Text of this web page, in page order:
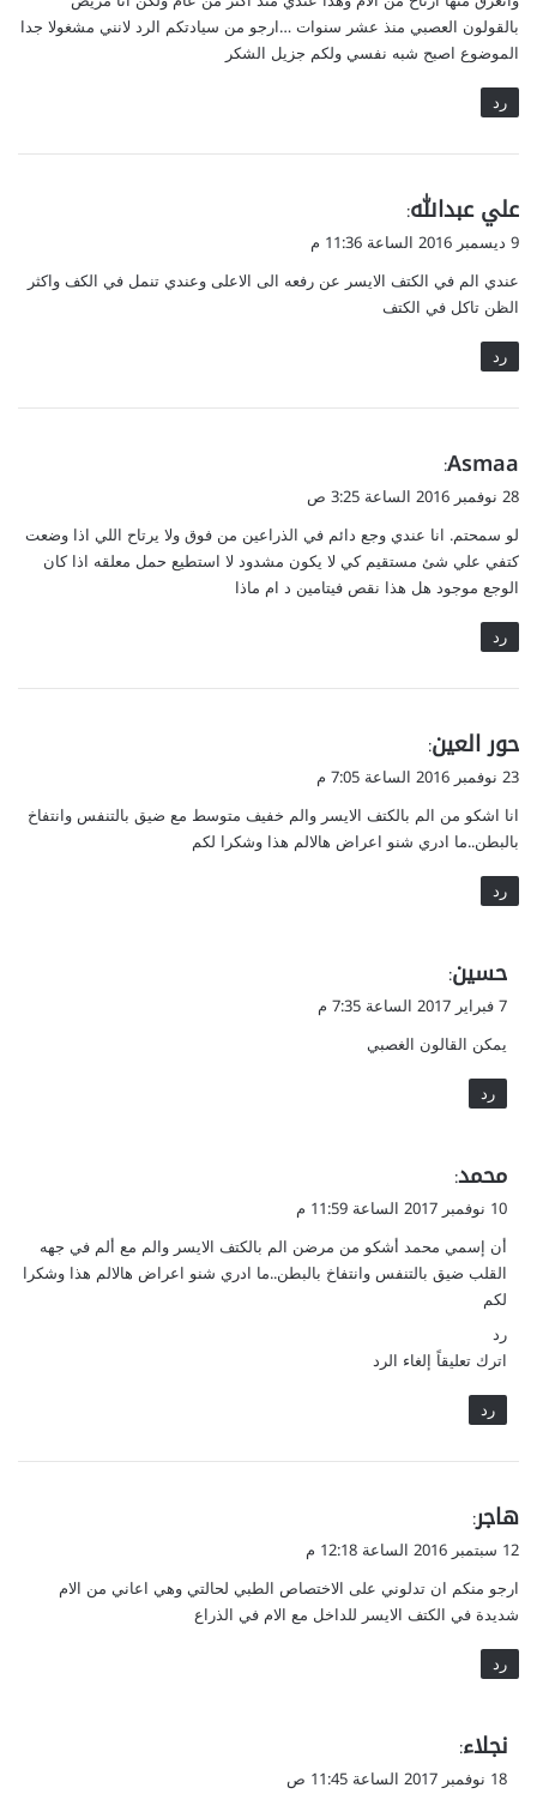
بالقولون العصبي منذ عشر سنوات …ارجو من سيادتكم الرد لانني مشغولا جدا
الموضوع اصبح شبه نفسي ولكم جزيل الشكر
رد
ي
ق
ل
علي عبدالله:
9 ديسمبر 2016 الساعة 11:36 م
عندي الم في الكتف الايسر عن رفعه الى الاعلى وعندي تنمل في الكف واكثر
الظن تاكل في الكتف
رد
ي
ق
ل
Asmaa
:
28 نوفمبر 2016 الساعة 3:25 ص
لو سمحتم. انا عندي وجع دائم في الذراعين من فوق ولا يرتاح اللي اذا وضعت
كتفي علي شئ مستقيم كي لا يكون مشدود لا استطيع حمل معلقه اذا كان
الوجع موجود هل هذا نقص فيتامين د ام ماذا
رد
ي
ق
ل
حور العين:
23 نوفمبر 2016 الساعة 7:05 م
انا اشكو من الم بالكتف الايسر والم خفيف متوسط مع ضيق بالتنفس وانتفاخ
بالبطن..ما ادري شنو اعراض هالالم هذا وشكرا لكم
رد
ي
ق
ل
حسين:
7 فبراير 2017 الساعة 7:35 م
يمكن القالون الغصبي
رد
ي
ق
ل
محمد:
10 نوفمبر 2017 الساعة 11:59 م
أن إسمي محمد أشكو من مرضن الم بالكتف الايسر والم مع ألم في جهه
القلب ضيق بالتنفس وانتفاخ بالبطن..ما ادري شنو اعراض هالالم هذا وشكرا
لكم
رد
اترك تعليقاً إلغاء الرد
رد
ي
ق
ل
هاجر:
12 سبتمبر 2016 الساعة 12:18 م
ارجو منكم ان تدلوني على الاختصاص الطبي لحالتي وهي اعاني من الام
شديدة في الكتف الايسر للداخل مع الام في الذراع
رد
ي
ق
نجلاء:
18 نوفمبر 2017 الساعة 11:45 ص